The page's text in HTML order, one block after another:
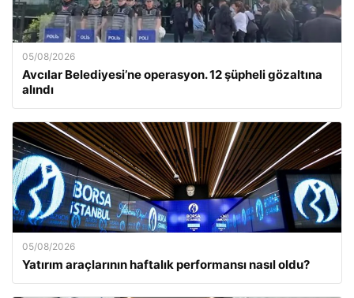
05/08/2026
Avcılar Belediyesi’ne operasyon. 12 şüpheli gözaltına
alındı
05/08/2026
Yatırım araçlarının haftalık performansı nasıl oldu?